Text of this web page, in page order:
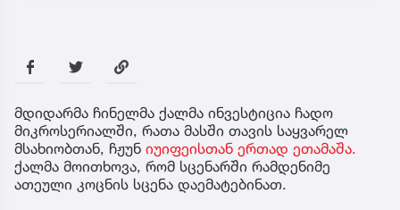
მდიდარმა ჩინელმა ქალმა ინვესტიცია ჩადო
მიკროსერიალში, რათა მასში თავის საყვარელ
მსახიობთან, ჩჟუნ იუიფეისთან ერთად ეთამაშა.
ქალმა მოითხოვა, რომ სცენარში რამდენიმე
ათეული კოცნის სცენა დაემატებინათ.